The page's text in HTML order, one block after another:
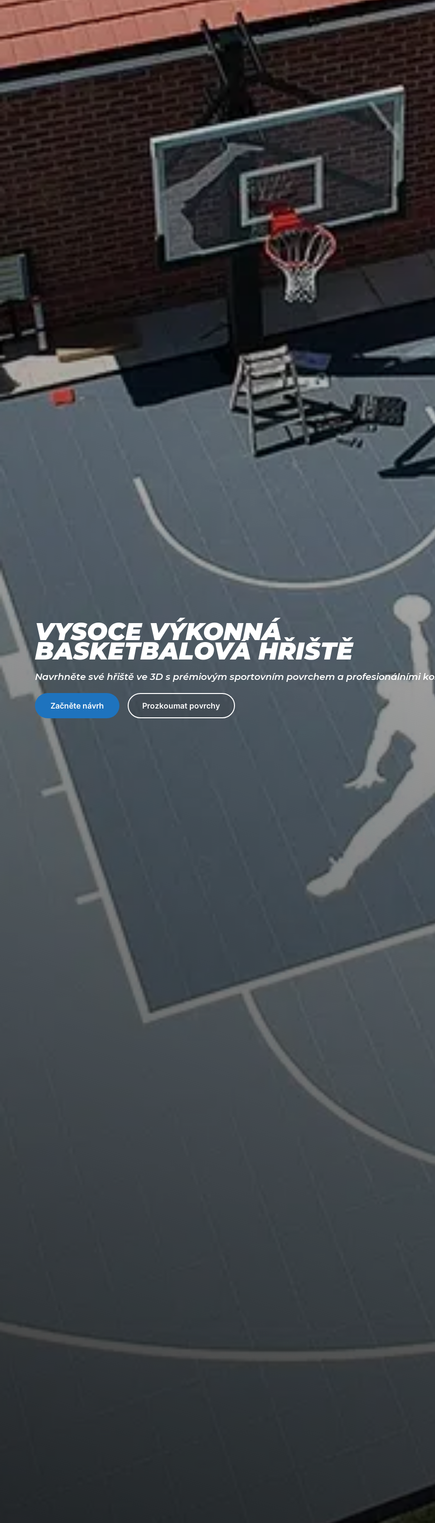
VYSOCE VÝKONNÁ
BASKETBALOVÁ HŘIŠTĚ
Navrhněte své hřiště ve 3D s prémiovým sportovním povrchem a profesionálními
Začněte návrh Prozkoumat povrchy